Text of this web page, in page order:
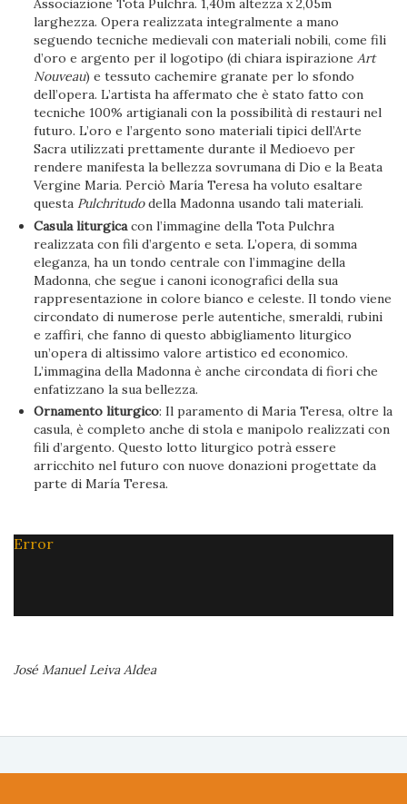
Associazione Tota Pulchra. 1,40m altezza x 2,05m
larghezza. Opera realizzata integralmente a mano
seguendo tecniche medievali con materiali nobili, come fili
d’oro e argento per il logotipo (di chiara ispirazioneArt
Nouveau) e tessuto cachemire granate per lo sfondo
dell’opera. L’artista ha affermato che è stato fatto con
tecniche 100% artigianali con la possibilità di restauri nel
futuro. L’oro e l’argento sono materiali tipici dell’Arte
Sacra utilizzati prettamente durante il Medioevo per
rendere manifesta la bellezza sovrumana di Dio e la Beata
Vergine Maria. Perciò María Teresa ha voluto esaltare
questa Pulchritudodella Madonna usando tali materiali.
Casula liturgicacon l’immagine della Tota Pulchra
realizzata con fili d’argento e seta. L’opera, di somma
eleganza, ha un tondo centrale con l’immagine della
Madonna, che segue i canoni iconografici della sua
rappresentazione in colore bianco e celeste. Il tondo viene
circondato di numerose perle autentiche, smeraldi, rubini
e zaffiri, che fanno di questo abbigliamento liturgico
un’opera di altissimo valore artistico ed economico.
L’immagina della Madonna è anche circondata di fiori che
enfatizzano la sua bellezza.
Ornamento liturgico: Il paramento di Maria Teresa, oltre la
casula, è completo anche di stola e manipolo realizzati con
fili d’argento. Questo lotto liturgico potrà essere
arricchito nel futuro con nuove donazioni progettate da
parte di María Teresa.
Error
José Manuel Leiva Aldea